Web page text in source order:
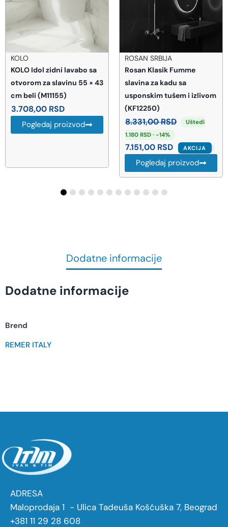
KOLO
KOLO Idol zidni lavabo sa
otvorom za slavinu 55 × 43
cm beli (M11155)
3.708,00 RSD
Pogledaj proizvod
ROSAN SRBIJA
Rosan Klasik Fumme
slavina za kadu sa
usponskim tušem i izlivom
(KF12250)
8.331,00RSD
Uštedi
1.180 RSD · -14%
7.151,00 RSD AKCIJA
Pogledaj proizvod
Dodatne informacije
Dodatne informacije
Brend
REMER ITALY
ADRESA
Maloprodaja 1 - Ulica Tadeuša Košćuška 7, Beograd
+381 11 29 28 608